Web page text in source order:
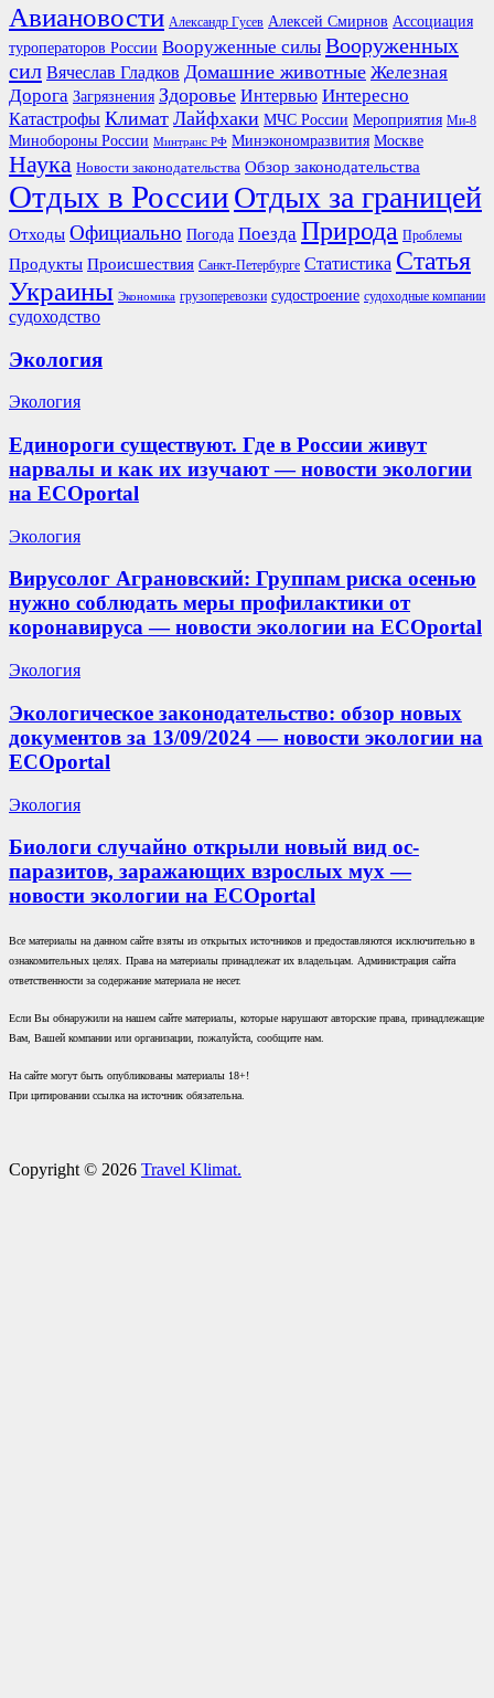
Авиановости Александр Гусев Алексей Смирнов Ассоциация
туроператоров России Вооруженные силы Вооруженных
сил Вячеслав Гладков Домашние животные Железная
Дорога Загрязнения Здоровье Интервью Интересно
Катастрофы Климат Лайфхаки МЧС России Мероприятия Ми-8
Минобороны России Минтранс РФ Минэкономразвития Москве
Наука Новости законодательства Обзор законодательства
Отдых в РоссииОтдых за границей
Отходы Официально Погода Поезда Природа Проблемы
Продукты Происшествия Санкт-Петербурге Статистика Статья
Украины Экономика грузоперевозки судостроение судоходные компании
судоходство
Экология
Экология
Единороги существуют. Где в России живут
нарвалы и как их изучают — новости экологии
на ECOportal
Экология
Вирусолог Аграновский: Группам риска осенью
нужно соблюдать меры профилактики от
коронавируса — новости экологии на ECOportal
Экология
Экологическое законодательство: обзор новых
документов за 13/09/2024 — новости экологии на
ECOportal
Экология
Биологи случайно открыли новый вид ос-
паразитов, заражающих взрослых мух —
новости экологии на ECOportal
Все материалы на данном сайте взяты из открытых источников и предоставляются исключительно в
ознакомительных целях. Права на материалы принадлежат их владельцам. Администрация сайта
ответственности за содержание материала не несет.
Если Вы обнаружили на нашем сайте материалы, которые нарушают авторские права, принадлежащие
Вам, Вашей компании или организации, пожалуйста, сообщите нам.
На сайте могут быть опубликованы материалы 18+!
При цитировании ссылка на источник обязательна.
Copyright © 2026 Travel Klimat.